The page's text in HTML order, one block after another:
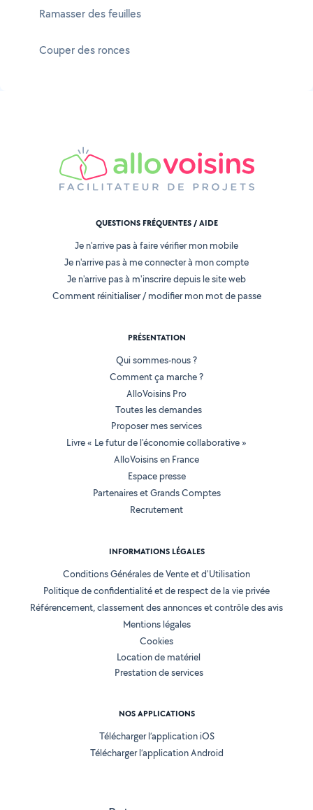
Ramasser des feuilles
Couper des ronces
QUESTIONS FRÉQUENTES / AIDE
Je n'arrive pas à faire vérifier mon mobile
Je n'arrive pas à me connecter à mon compte
Je n'arrive pas à m'inscrire depuis le site web
Comment réinitialiser / modifier mon mot de passe
PRÉSENTATION
Qui sommes-nous ?
Comment ça marche ?
AlloVoisins Pro
Toutes les demandes
Proposer mes services
Livre « Le futur de l'économie collaborative »
AlloVoisins en France
Espace presse
Partenaires et Grands Comptes
Recrutement
INFORMATIONS LÉGALES
Conditions Générales de Vente et d'Utilisation
Politique de confidentialité et de respect de la vie privée
Référencement, classement des annonces et contrôle des avis
Mentions légales
Cookies
Location de matériel
Prestation de services
NOS APPLICATIONS
Télécharger l’application iOS
Télécharger l’application Android